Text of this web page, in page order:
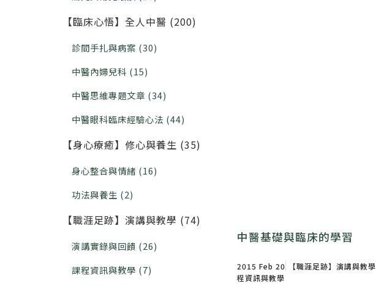
【臨床心悟】全人中醫 (200)
診間手扎與病案 (30)
中醫內婦兒科 (15)
中醫思維專題文章 (34)
中醫眼科臨床經驗心法 (44)
【身心療癒】修心與養生 (35)
身心整合與情緒 (16)
功法與養生 (2)
【職涯足跡】演講與教學 (74)
演講實錄與回饋 (26)
課程資訊與教學 (7)
中醫基礎與臨床的學習
2015 Feb 20 【職涯足跡】演講與教學
程資訊與教學